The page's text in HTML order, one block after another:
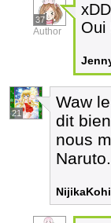
37
Author
Oui
21
Waw
dit
nous